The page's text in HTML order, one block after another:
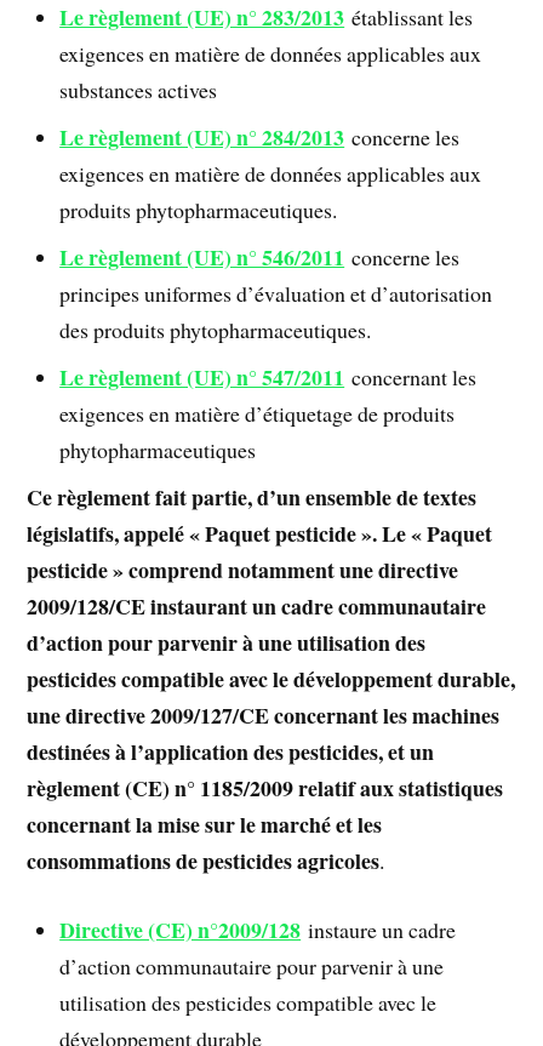
Le règlement (UE) n° 283/2013 établissant les
exigences en matière de données applicables aux
substances actives
Le règlement (UE) n° 284/2013 concerne les
exigences en matière de données applicables aux
produits phytopharmaceutiques.
Le règlement (UE) n° 546/2011 concerne les
principes uniformes d’évaluation et d’autorisation
des produits phytopharmaceutiques.
Le règlement (UE) n° 547/2011 concernant les
exigences en matière d’étiquetage de produits
phytopharmaceutiques
Ce règlement fait partie, d’un ensemble de textes
législatifs, appelé « Paquet pesticide ». Le « Paquet
pesticide » comprend notamment une directive
2009/128/CE instaurant un cadre communautaire
d’action pour parvenir à une utilisation des
pesticides compatible avec le développement durable,
une directive 2009/127/CE concernant les machines
destinées à l’application des pesticides, et un
règlement (CE) n° 1185/2009 relatif aux statistiques
concernant la mise sur le marché et les
consommations de pesticides agricoles.
Directive (CE) n°2009/128 instaure un cadre
d’action communautaire pour parvenir à une
utilisation des pesticides compatible avec le
développement durable